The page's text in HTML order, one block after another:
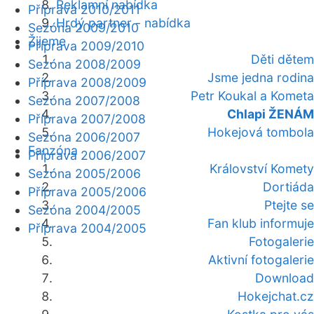
Reklamní nabídka
Hrdý partner - nabídka
Žijeme
Děti dětem
Jsme jedna rodina
Petr Koukal a Kometa
Chlapi ŽENÁM
Hokejová tombola
Fanzóna
Království Komety
Dortiáda
Ptejte se
Fan klub informuje
Fotogalerie
Aktivní fotogalerie
Download
Hokejchat.cz
Příprava 2010/2011
Sezóna 2009/2010
Příprava 2009/2010
Sezóna 2008/2009
Příprava 2008/2009
Sezóna 2007/2008
Příprava 2007/2008
Sezóna 2006/2007
Příprava 2006/2007
Sezóna 2005/2006
Příprava 2005/2006
Sezóna 2004/2005
Příprava 2004/2005